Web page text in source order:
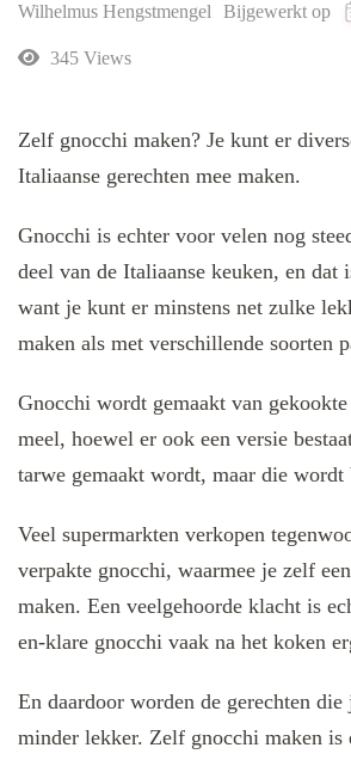
Wilhelmus Hengstmengel Bijgewerkt op
345 Views
Zelf gnocchi maken? Je kunt er
Italiaanse gerechten mee maken.
Gnocchi is echter voor velen nog
deel van de Italiaanse keuken, en dat
want je kunt er minstens net zulke
maken als met verschillende soorten
Gnocchi wordt gemaakt van gekookte
meel, hoewel er ook een versie
tarwe gemaakt wordt, maar die
Veel supermarkten verkopen
verpakte gnocchi, waarmee je zelf
maken. Een veelgehoorde klacht is
en-klare gnocchi vaak na het koken
En daardoor worden de gerechten
minder lekker. Zelf gnocchi maken is